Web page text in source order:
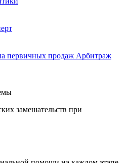
первичных продаж Арбитраж
замешательств при